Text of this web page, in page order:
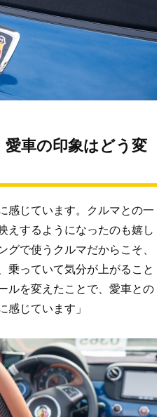
車の印象はどう変
感じています。クルマとの一
えするようになったのも嬉し
グで使うクルマだからこそ、
乗っていて気分が上がること
ルを変えたことで、愛車との
感じています」